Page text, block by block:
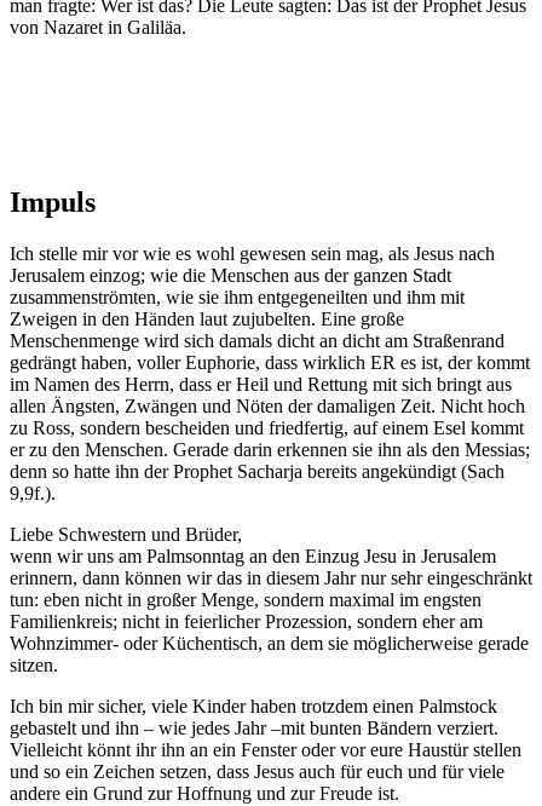
man fragte: Wer ist das? Die Leute sagten: Das ist der Prophet Jesus
von Nazaret in Galiläa.
Impuls
Ich stelle mir vor wie es wohl gewesen sein mag, als Jesus nach
Jerusalem einzog; wie die Menschen aus der ganzen Stadt
zusammenströmten, wie sie ihm entgegeneilten und ihm mit
Zweigen in den Händen laut zujubelten. Eine große
Menschenmenge wird sich damals dicht an dicht am Straßenrand
gedrängt haben, voller Euphorie, dass wirklich ER es ist, der kommt
im Namen des Herrn, dass er Heil und Rettung mit sich bringt aus
allen Ängsten, Zwängen und Nöten der damaligen Zeit. Nicht hoch
zu Ross, sondern bescheiden und friedfertig, auf einem Esel kommt
er zu den Menschen. Gerade darin erkennen sie ihn als den Messias;
denn so hatte ihn der Prophet Sacharja bereits angekündigt (Sach
9,9f.).
Liebe Schwestern und Brüder,
wenn wir uns am Palmsonntag an den Einzug Jesu in Jerusalem
erinnern, dann können wir das in diesem Jahr nur sehr eingeschränkt
tun: eben nicht in großer Menge, sondern maximal im engsten
Familienkreis; nicht in feierlicher Prozession, sondern eher am
Wohnzimmer- oder Küchentisch, an dem sie möglicherweise gerade
sitzen.
Ich bin mir sicher, viele Kinder haben trotzdem einen Palmstock
gebastelt und ihn – wie jedes Jahr –mit bunten Bändern verziert.
Vielleicht könnt ihr ihn an ein Fenster oder vor eure Haustür stellen
und so ein Zeichen setzen, dass Jesus auch für euch und für viele
andere ein Grund zur Hoffnung und zur Freude ist.